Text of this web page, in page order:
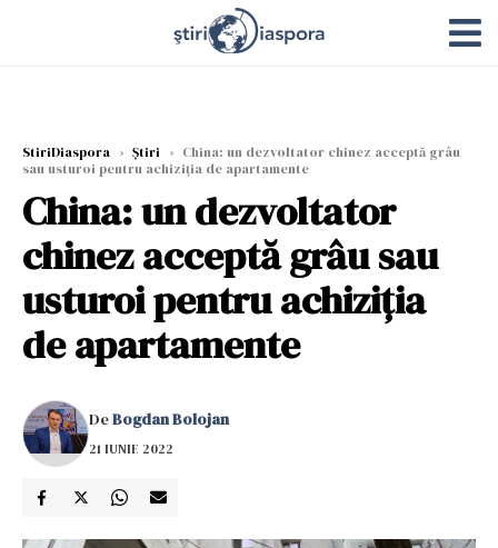
StiriDiaspora › Știri › China: un dezvoltator chinez acceptă grâu
sau usturoi pentru achiziția de apartamente
China: un dezvoltator
chinez acceptă grâu sau
usturoi pentru achiziția
de apartamente
DeBogdan Bolojan
21 IUNIE 2022